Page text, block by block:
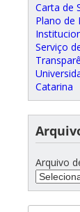
Carta de
Plano de
Serviço
Catarina
Arquivo